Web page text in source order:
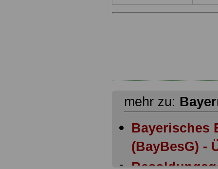
mehr zu:
Bayerisches
(BayBesG) -